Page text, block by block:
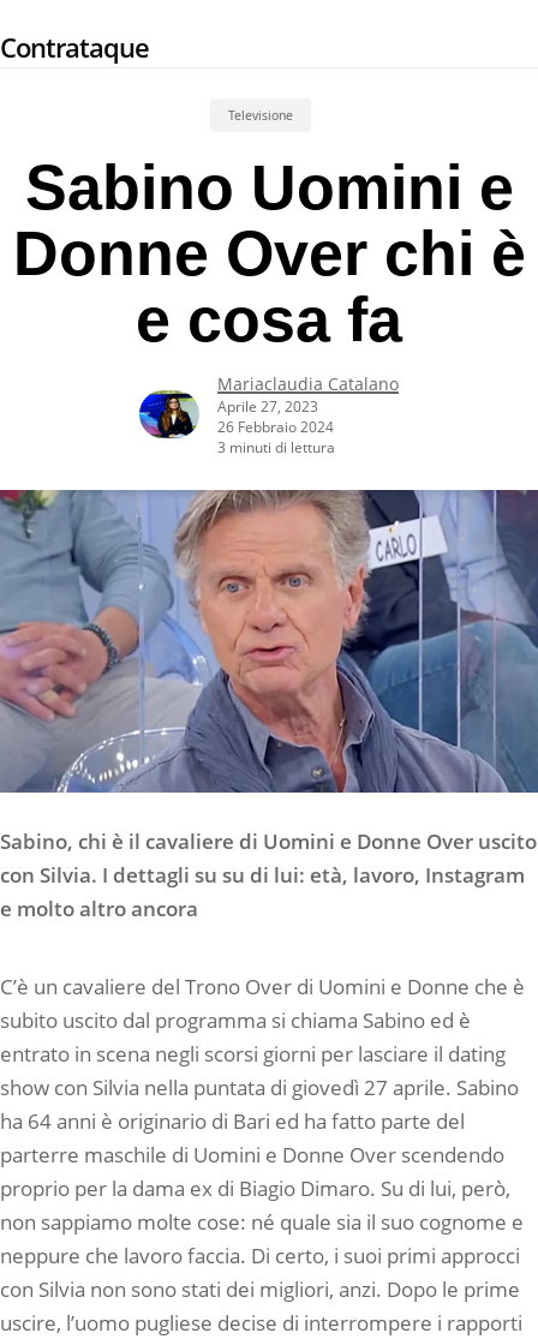
to
Contrataque
Televisione
Sabino Uomini e
Donne Over chi è
e cosa fa
Mariaclaudia Catalano
Aprile 27, 2023
26 Febbraio 2024
3 minuti di lettura
Sabino, chi è il cavaliere di Uomini e Donne Over uscito
con Silvia. I dettagli su su di lui: età, lavoro, Instagram
e molto altro ancora
C’è un cavaliere del Trono Over di Uomini e Donne che è
subito uscito dal programma si chiama Sabino ed è
entrato in scena negli scorsi giorni per lasciare il dating
show con Silvia nella puntata di giovedì 27 aprile. Sabino
ha 64 anni è originario di Bari ed ha fatto parte del
parterre maschile di Uomini e Donne Over scendendo
proprio per la dama ex di Biagio Dimaro. Su di lui, però,
non sappiamo molte cose: né quale sia il suo cognome e
neppure che lavoro faccia. Di certo, i suoi primi approcci
con Silvia non sono stati dei migliori, anzi. Dopo le prime
uscire, l’uomo pugliese decise di interrompere i rapporti